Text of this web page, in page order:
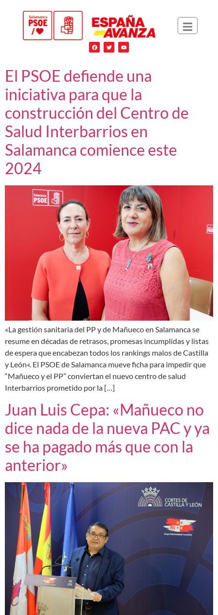
El PSOE defiende una
iniciativa para que la
construcción del Centro de
Salud Interbarrios en
Salamanca comience este
2024
«La gestión sanitaria del PP y de Mañueco en Salamanca se
resume en décadas de retrasos, promesas incumplidas y listas
de espera que encabezan todos los rankings malos de Castilla
y León«. El PSOE de Salamanca mueve ficha para impedir que
“Mañueco y el PP” conviertan el nuevo centro de salud
Interbarrios prometido por la […]
Juan Luis Cepa: «Mañueco no
dice nada de la nueva PAC y ya
se ha pagado más que con la
anterior»